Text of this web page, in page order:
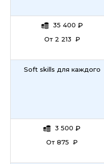
35 400 ₽
От 2 213 ₽
Soft skills для каждого
3 500 ₽
От 875 ₽